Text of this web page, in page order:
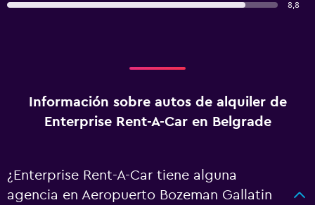
8,8
Información sobre autos de alquiler de
Enterprise Rent-A-Car en Belgrade
¿Enterprise Rent-A-Car tiene alguna
agencia en Aeropuerto Bozeman Gallatin